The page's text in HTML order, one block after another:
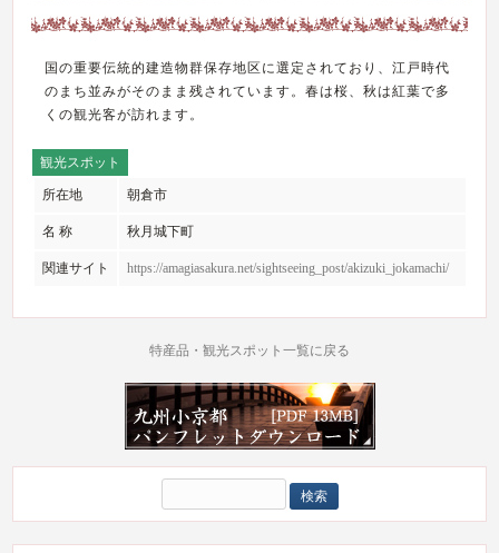
国の重要伝統的建造物群保存地区に選定されており、江戸時代
のまち並みがそのまま残されています。春は桜、秋は紅葉で多
くの観光客が訪れます。
観光スポット
所在地 朝倉市
名 称 秋月城下町
関連サイト https://amagiasakura.net/sightseeing_post/akizuki_jokamachi/
特産品・観光スポット一覧に戻る
索: